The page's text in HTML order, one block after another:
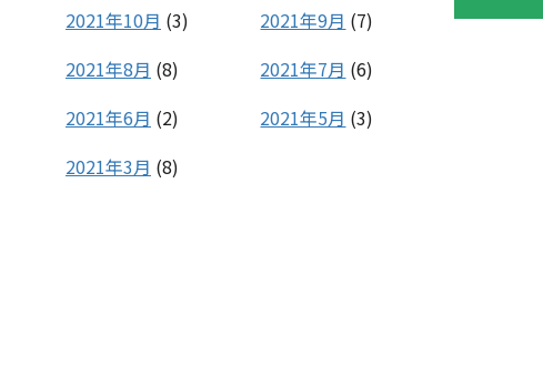
2021年10月 (3) 2021年9月 (7)
2021年8月 (8) 2021年7月 (6)
2021年6月 (2) 2021年5月 (3)
2021年3月 (8)